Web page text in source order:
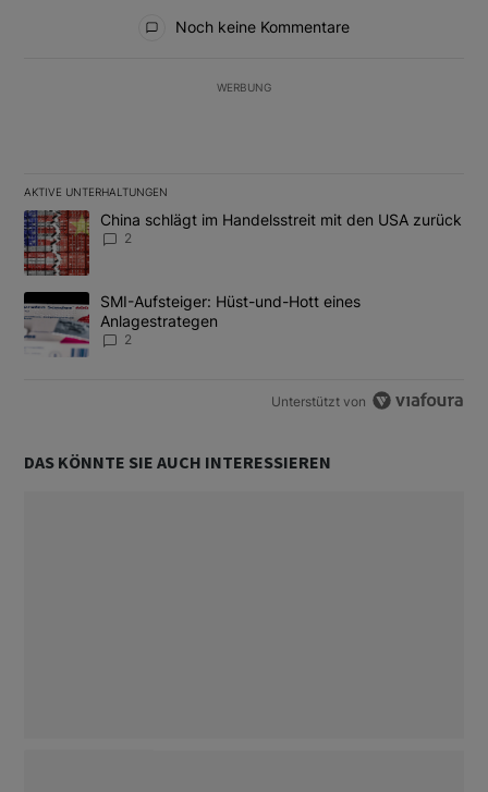
Noch keine Kommentare
WERBUNG
AKTIVE UNTERHALTUNGEN
Das Folgende ist eine Liste der am meisten kommentierten
Ein Trendartikel mit dem Titel "China schlägt im Handelsstreit
China schlägt im Handelsstreit mit den USA zurück
2
Ein Trendartikel mit dem Titel "SMI-Aufsteiger: Hüst-und-Hott
SMI-Aufsteiger: Hüst-und-Hott eines
Anlagestrategen
2
Unterstützt von
DAS KÖNNTE SIE AUCH INTERESSIEREN